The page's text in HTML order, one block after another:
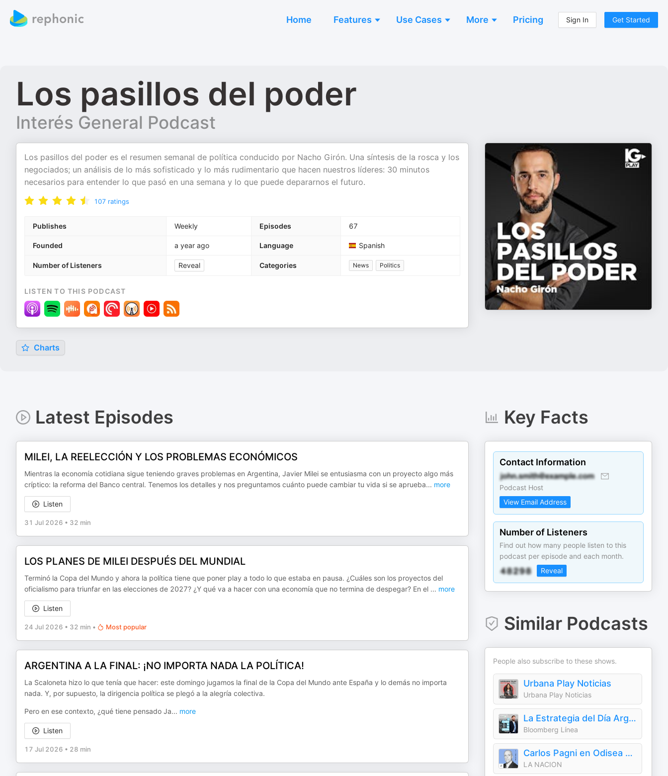
Home Features Use Cases More Pricing Sign In Get Started
Los pasillos del poder
Interés General Podcast
Los pasillos del poder es el resumen semanal de política conducido por Nacho Girón. Una síntesis de la rosca y los
negociados; un análisis de lo más sofisticado y lo más rudimentario que hacen nuestros líderes: 30 minutos
necesarios para entender lo que pasó en una semana y lo que puede depararnos el futuro.
107 ratings
Publishes Weekly Episodes 67
Founded a year ago Language Spanish
Number of Listeners Reveal Categories News Politics
LISTEN TO THIS PODCAST
Charts
Latest Episodes
MILEI, LA REELECCIÓN Y LOS PROBLEMAS ECONÓMICOS
Mientras la economía cotidiana sigue teniendo graves problemas en Argentina, Javier Milei se entusiasma con un proyecto algo más
críptico: la reforma del Banco central. Tenemos los detalles y nos preguntamos cuánto puede cambiar tu vida si se aprueba... more
Listen
31 Jul 2026 • 32 min
LOS PLANES DE MILEI DESPUÉS DEL MUNDIAL
Terminó la Copa del Mundo y ahora la política tiene que poner play a todo lo que estaba en pausa. ¿Cuáles son los proyectos del
oficialismo para triunfar en las elecciones de 2027? ¿Y qué va a hacer con una economía que no termina de despegar? En el ... more
Listen
24 Jul 2026 • 32 min • Most popular
ARGENTINA A LA FINAL: ¡NO IMPORTA NADA LA POLÍTICA!
La Scaloneta hizo lo que tenía que hacer: este domingo jugamos la final de la Copa del Mundo ante España y lo demás no importa
nada. Y, por supuesto, la dirigencia política se plegó a la alegría colectiva.
Pero en ese contexto, ¿qué tiene pensado Ja... more
Listen
17 Jul 2026 • 28 min
Key Facts
Contact Information
Podcast Host
View Email Address
Number of Listeners
Find out how many people listen to this
podcast per episode and each month.
Reveal
Similar Podcasts
People also subscribe to these shows.
Urbana Play Noticias
Urbana Play Noticias
La Estrategia del Día Argentina
Bloomberg Línea
Carlos Pagni en Odisea Argentina
LA NACION